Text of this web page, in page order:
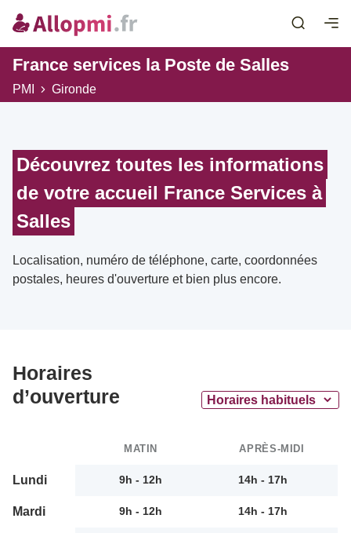
France services la Poste de Salles
PMI Gironde
Découvrez toutes les informations
de votre accueil France Services à
Salles
Localisation, numéro de téléphone, carte, coordonnées
postales, heures d'ouverture et bien plus encore.
Horaires
d’ouverture
MATIN APRÈS-MIDI
Lundi 9h - 12h 14h - 17h
Mardi 9h - 12h 14h - 17h